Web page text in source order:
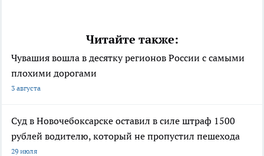
Читайте также:
Чувашия вошла в десятку регионов России с самыми
плохими дорогами
3 августа
Суд в Новочебоксарске оставил в силе штраф 1500
рублей водителю, который не пропустил пешехода
29 июля